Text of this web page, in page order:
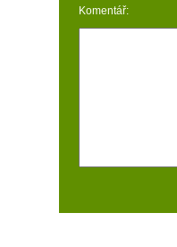
Komentář: